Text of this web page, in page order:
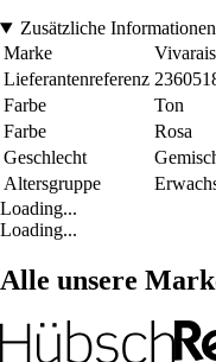
Zusätzliche Informationen
Marke
Lieferantenreferenz
Farbe
Ton
Farbe
Rosa
Geschlecht
Altersgruppe
Loading...
Loading...
Alle unsere